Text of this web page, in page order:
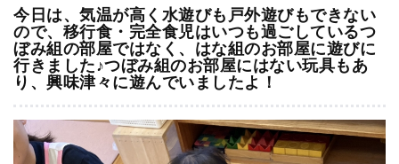
今日は、気温が高く水遊びも戸外遊びもできない
ので、移行食・完全食児はいつも過ごしているつ
ぼみ組の部屋ではなく、はな組のお部屋に遊びに
行きました♪つぼみ組のお部屋にはない玩具もあ
り、興味津々に遊んでいましたよ！